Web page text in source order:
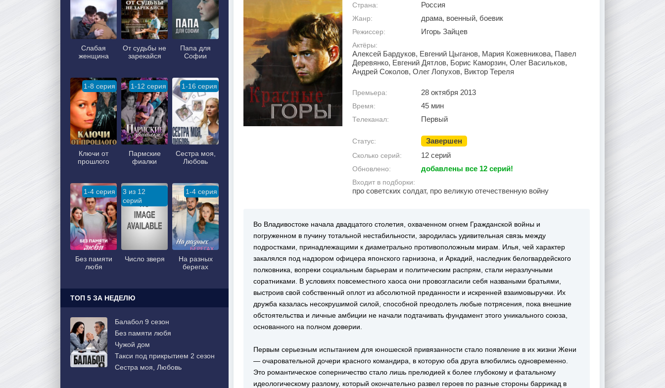
Страна: Россия
Жанр: драма, военный, боевик
Режиссер: Игорь Зайцев
Актёры:
Алексей Бардуков, Евгений Цыганов, Мария Кожевникова, Павел
Деревянко, Евгений Дятлов, Борис Каморзин, Олег Васильков,
Андрей Соколов, Олег Лопухов, Виктор Тереля
Премьера: 28 октября 2013
Время: 45 мин
Телеканал: Первый
Статус: Завершен
Сколько серий: 12 серий
Обновлено: добавлены все 12 серий!
Входит в подборки:
про советских солдат, про великую отечественную войну
Во Владивостоке начала двадцатого столетия, охваченном огнем Гражданской войны и
погруженном в пучину тотальной нестабильности, зародилась удивительная связь между
подростками, принадлежащими к диаметрально противоположным мирам. Илья, чей характер
закалялся под надзором офицера японского гарнизона, и Аркадий, наследник белогвардейского
полковника, вопреки социальным барьерам и политическим распрям, стали неразлучными
соратниками. В условиях повсеместного хаоса они провозгласили себя назваными братьями,
выстроив свой собственный оплот из абсолютной преданности и искренней взаимовыручки. Их
дружба казалась несокрушимой силой, способной преодолеть любые потрясения, пока внешние
обстоятельства и личные амбиции не начали подтачивать фундамент этого уникального союза,
основанного на полном доверии.
Первым серьезным испытанием для юношеской привязанности стало появление в их жизни Жени
— очаровательной дочери красного командира, в которую оба друга влюбились одновременно.
Это романтическое соперничество стало лишь прелюдией к более глубокому и фатальному
идеологическому разлому, который окончательно развел героев по разные стороны баррикад в
Слабая
женщина
От судьбы не
зарекайся
Папа для
Софии
1-8 серия
Ключи от
прошлого
1-12 серия
Пармские
фиалки
1-16 серия
Сестра моя,
Любовь
1-4 серия
Без памяти
любя
3 из 12
серий
Число зверя
1-4 серия
На разных
берегах
ТОП 5 ЗА НЕДЕЛЮ
Балабол 9 сезон
Без памяти любя
Чужой дом
Такси под прикрытием 2 сезон
Сестра моя, Любовь